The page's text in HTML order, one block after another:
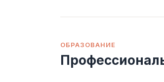
ОБРАЗОВАНИЕ